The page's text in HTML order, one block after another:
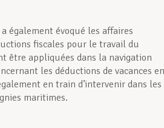
également évoqué les affaires
fiscales pour le travail du
être appliquées dans la navigation
les déductions de vacances en
en train d’intervenir dans les
maritimes.